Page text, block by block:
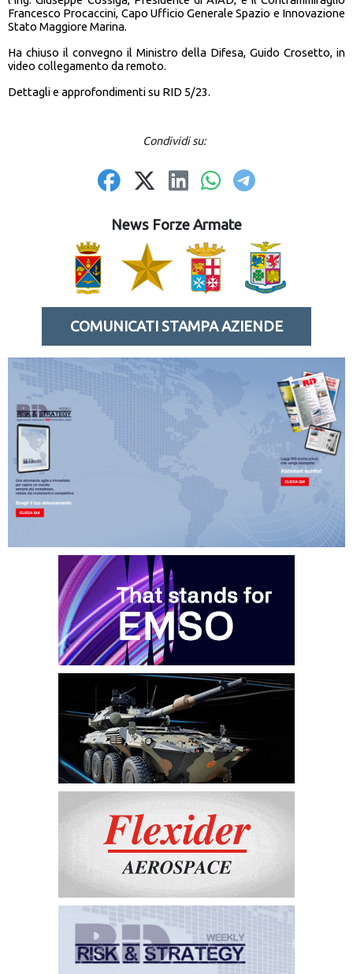
Francesco Procaccini, Capo Ufficio Generale Spazio e Innovazione
Stato Maggiore Marina.
Ha chiuso il convegno il Ministro della Difesa, Guido Crosetto, in
video collegamento da remoto.
Dettagli e approfondimenti su RID 5/23.
Condividi su:
News Forze Armate
COMUNICATI STAMPA AZIENDE